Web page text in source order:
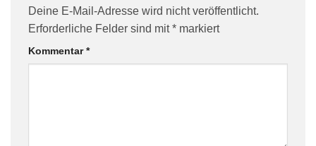
Deine E-Mail-Adresse wird nicht veröffentlicht.
Erforderliche Felder sind mit* markiert
Kommentar*